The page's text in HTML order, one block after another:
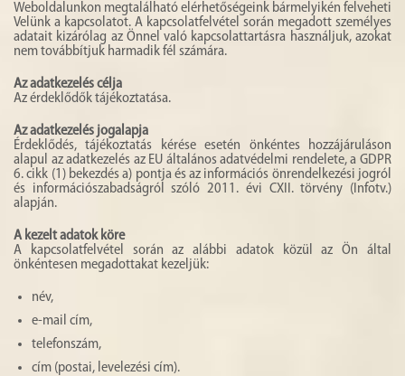
Weboldalunkon megtalálható elérhetőségeink bármelyikén felveheti
Velünk a kapcsolatot. A kapcsolatfelvétel során megadott személyes
adatait kizárólag az Önnel való kapcsolattartásra használjuk, azokat
nem továbbítjuk harmadik fél számára.
Az adatkezelés célja
Az érdeklődők tájékoztatása.
Az adatkezelés jogalapja
Érdeklődés, tájékoztatás kérése esetén önkéntes hozzájáruláson
alapul az adatkezelés az EU általános adatvédelmi rendelete, a GDPR
6. cikk (1) bekezdés a) pontja és az információs önrendelkezési jogról
és információszabadságról szóló 2011. évi CXII. törvény (Infotv.)
alapján.
A kezelt adatok köre
A kapcsolatfelvétel során az alábbi adatok közül az Ön által
önkéntesen megadottakat kezeljük:
név,
e-mail cím,
telefonszám,
cím (postai, levelezési cím).